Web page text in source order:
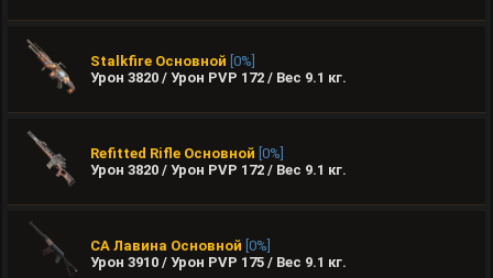
Stalkfire Основной [0%]
Урон 3820 / Урон PVP 172 / Вес 9.1 кг.
Refitted Rifle Основной [0%]
Урон 3820 / Урон PVP 172 / Вес 9.1 кг.
СА Лавина Основной [0%]
Урон 3910 / Урон PVP 175 / Вес 9.1 кг.